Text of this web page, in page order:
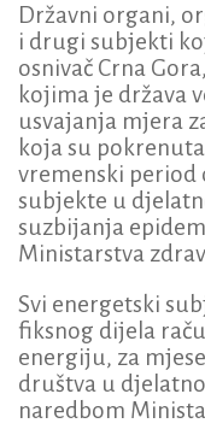
Državni organi,
i drugi subjekti
osnivač Crna
kojima je država
usvajanja mjera
koja su
vremenski period
subjekte u
suzbijanja
Ministarstva
Svi energetski
fiksnog dijela
energiju, za
društva u
naredbom